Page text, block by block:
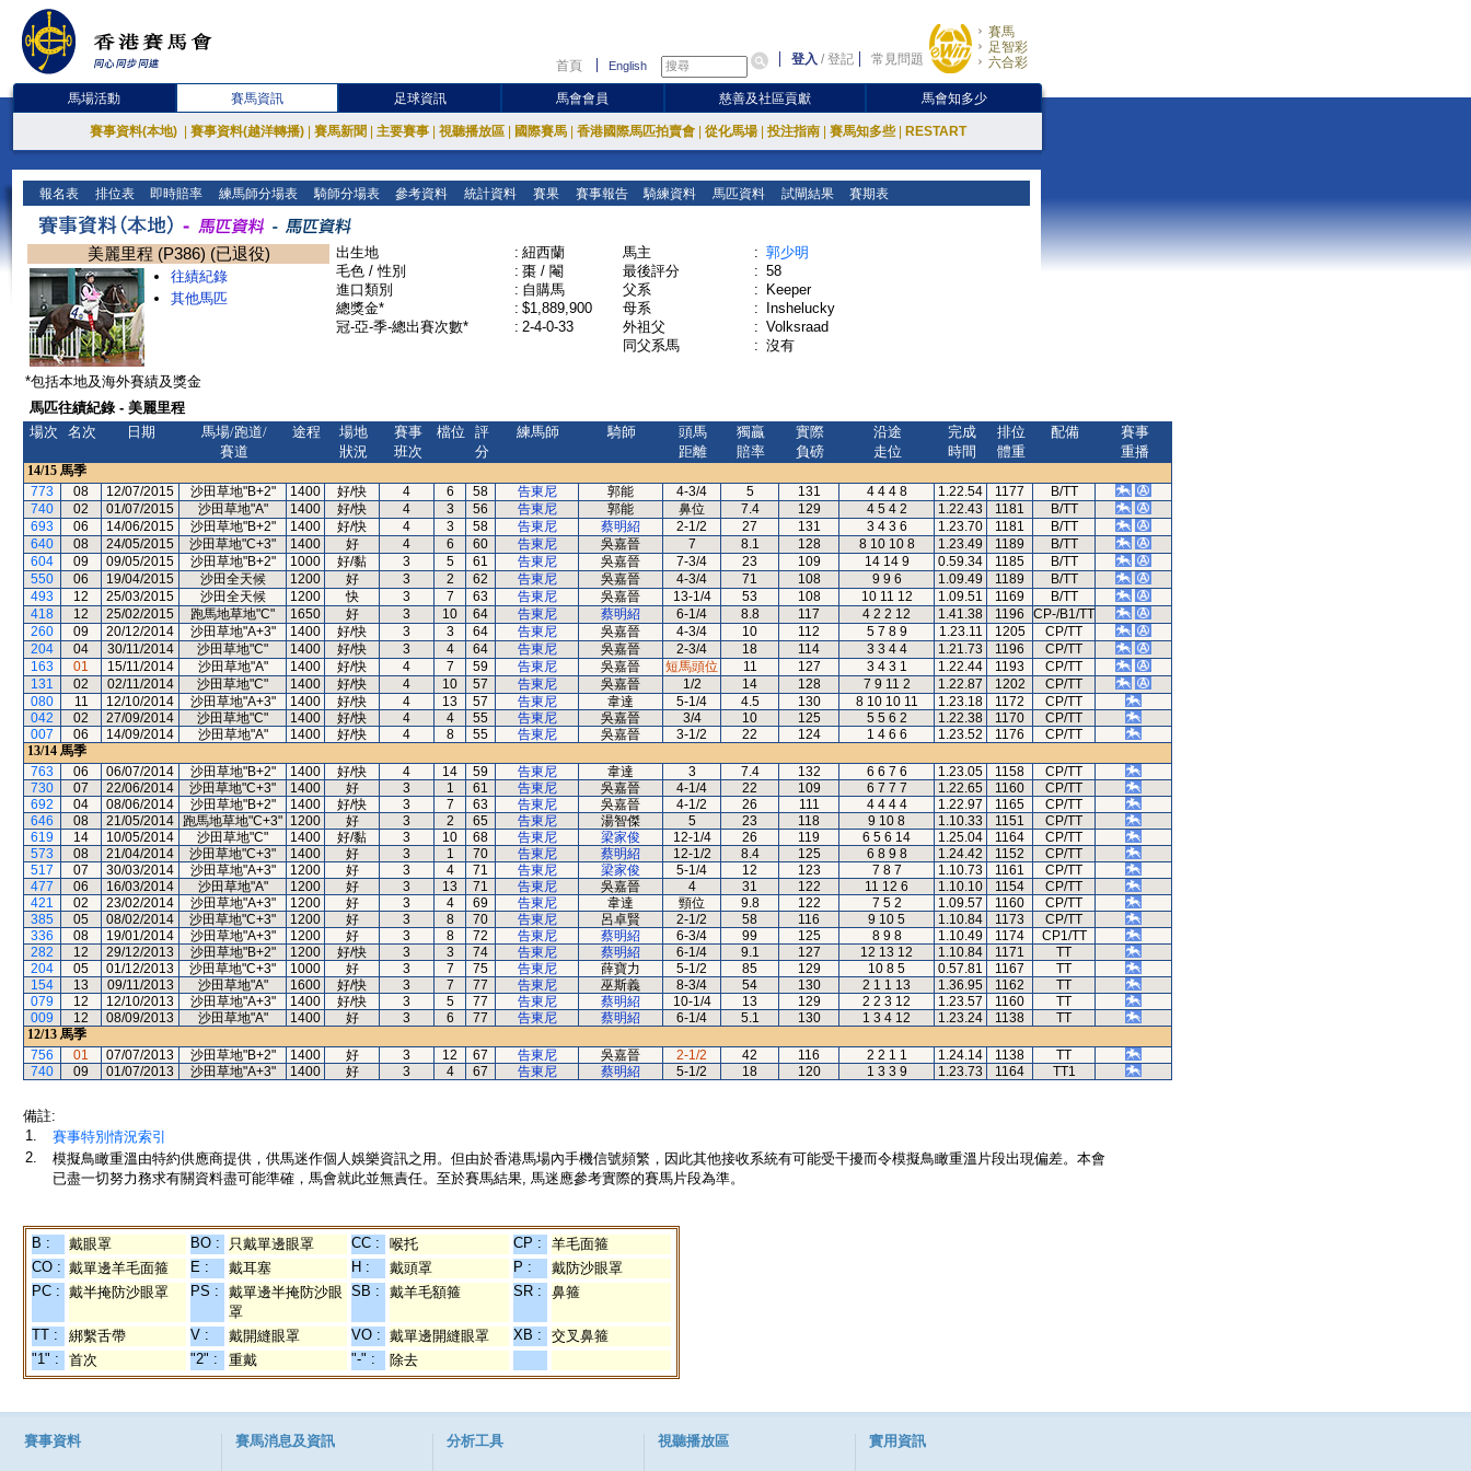
首頁 English 登入 /登記 常見問題
賽馬
足智彩
六合彩
馬場活動 賽馬資訊 足球資訊 馬會會員 慈善及社區貢獻 馬會知多少
賽事資料(本地) 賽事資料(越洋轉播) 賽馬新聞 主要賽事 視聽播放區 國際賽馬 香港國際馬匹拍賣會 從化馬場 投注指南 賽馬知多些 RESTART
報名表 排位表 即時賠率 練馬師分場表 騎師分場表 參考資料 統計資料 賽果 賽事報告 騎練資料 馬匹資料 試閘結果 賽期表
美麗里程 (P386) (已退役)
往績紀錄
其他馬匹
出生地 : 紐西蘭
毛色 / 性別
: 棗 / 閹
進口類別
: 自購馬
總獎金*
: $1,889,900
冠-亞-季-總出賽次數*
: 2-4-0-33
馬主 : 郭少明
最後評分
: 58
父系
:
Keeper
母系
:
Inshelucky
外祖父
: Volksraad
同父系馬
: 沒有
*包括本地及海外賽績及獎金
馬匹往績紀錄 - 美麗里程
場次
名次 日期
馬場/跑道/
賽道
途程
場地
狀況
賽事
班次
檔位
評
分
練馬師 騎師
頭馬
距離
獨贏
賠率
實際
負磅
沿途
走位
完成
時間
排位
體重
配備
賽事
重播
14/15 馬季
773
08 12/07/2015 沙田草地"B+2" 1400 好/快 4 6 58 告東尼 郭能 4-3/4 5 131 4 4 4 8 1.22.54 1177
B/TT
740
02 01/07/2015 沙田草地"A" 1400 好/快 4 3 56 告東尼 郭能 鼻位 7.4 129 4 5 4 2 1.22.43 1181
B/TT
693
06 14/06/2015 沙田草地"B+2" 1400 好/快 4 3 58 告東尼 蔡明紹 2-1/2 27 131 3 4 3 6 1.23.70 1181
B/TT
640
08 24/05/2015 沙田草地"C+3" 1400 好 4 6 60 告東尼 吳嘉晉 7 8.1 128 8 10 10 8 1.23.49 1189
B/TT
604
09 09/05/2015 沙田草地"B+2" 1000 好/黏 3 5 61 告東尼 吳嘉晉 7-3/4 23 109 14 14 9 0.59.34 1185
B/TT
550
06 19/04/2015 沙田全天候 1200 好 3 2 62 告東尼 吳嘉晉 4-3/4 71 108 9 9 6 1.09.49 1189
B/TT
493
12 25/03/2015 沙田全天候 1200 快 3 7 63 告東尼 吳嘉晉 13-1/4 53 108 10 11 12 1.09.51 1169
B/TT
418
12 25/02/2015 跑馬地草地"C" 1650 好 3 10 64 告東尼 蔡明紹 6-1/4 8.8 117 4 2 2 12 1.41.38 1196
CP-/B1/TT
260
09 20/12/2014 沙田草地"A+3" 1400 好/快 3 3 64 告東尼 吳嘉晉 4-3/4 10 112 5 7 8 9 1.23.11 1205
CP/TT
204
04 30/11/2014 沙田草地"C" 1400 好/快 3 4 64 告東尼 吳嘉晉 2-3/4 18 114 3 3 4 4 1.21.73 1196
CP/TT
163
01 15/11/2014 沙田草地"A" 1400 好/快 4 7 59 告東尼 吳嘉晉 短馬頭位 11 127 3 4 3 1 1.22.44 1193
CP/TT
131
02 02/11/2014 沙田草地"C" 1400 好/快 4 10 57 告東尼 吳嘉晉 1/2 14 128 7 9 11 2 1.22.87 1202
CP/TT
080
11 12/10/2014 沙田草地"A+3" 1400 好/快 4 13 57 告東尼 韋達 5-1/4 4.5 130 8 10 10 11 1.23.18 1172
CP/TT
042
02 27/09/2014 沙田草地"C" 1400 好/快 4 4 55 告東尼 吳嘉晉 3/4 10 125 5 5 6 2 1.22.38 1170
CP/TT
007
06 14/09/2014 沙田草地"A" 1400 好/快 4 8 55 告東尼 吳嘉晉 3-1/2 22 124 1 4 6 6 1.23.52 1176
CP/TT
13/14 馬季
763
06 06/07/2014 沙田草地"B+2" 1400 好/快 4 14 59 告東尼 韋達 3 7.4 132 6 6 7 6 1.23.05 1158
CP/TT
730
07 22/06/2014 沙田草地"C+3" 1400 好 3 1 61 告東尼 吳嘉晉 4-1/4 22 109 6 7 7 7 1.22.65 1160
CP/TT
692
04 08/06/2014 沙田草地"B+2" 1400 好/快 3 7 63 告東尼 吳嘉晉 4-1/2 26 111 4 4 4 4 1.22.97 1165
CP/TT
646
08 21/05/2014 跑馬地草地"C+3" 1200 好 3 2 65 告東尼 湯智傑 5 23 118 9 10 8 1.10.33 1151
CP/TT
619
14 10/05/2014 沙田草地"C" 1400 好/黏 3 10 68 告東尼 梁家俊 12-1/4 26 119 6 5 6 14 1.25.04 1164
CP/TT
573
08 21/04/2014 沙田草地"C+3" 1400 好 3 1 70 告東尼 蔡明紹 12-1/2 8.4 125 6 8 9 8 1.24.42 1152
CP/TT
517
07 30/03/2014 沙田草地"A+3" 1200 好 3 4 71 告東尼 梁家俊 5-1/4 12 123 7 8 7 1.10.73 1161
CP/TT
477
06 16/03/2014 沙田草地"A" 1200 好 3 13 71 告東尼 吳嘉晉 4 31 122 11 12 6 1.10.10 1154
CP/TT
421
02 23/02/2014 沙田草地"A+3" 1200 好 3 4 69 告東尼 韋達 頸位 9.8 122 7 5 2 1.09.57 1160
CP/TT
385
05 08/02/2014 沙田草地"C+3" 1200 好 3 8 70 告東尼 呂卓賢 2-1/2 58 116 9 10 5 1.10.84 1173
CP/TT
336
08 19/01/2014 沙田草地"A+3" 1200 好 3 8 72 告東尼 蔡明紹 6-3/4 99 125 8 9 8 1.10.49 1174
CP1/TT
282
12 29/12/2013 沙田草地"B+2" 1200 好/快 3 3 74 告東尼 蔡明紹 6-1/4 9.1 127 12 13 12 1.10.84 1171
TT
204
05 01/12/2013 沙田草地"C+3" 1000 好 3 7 75 告東尼 薛寶力 5-1/2 85 129 10 8 5 0.57.81 1167
TT
154
13 09/11/2013 沙田草地"A" 1600 好/快 3 7 77 告東尼 巫斯義 8-3/4 54 130 2 1 1 13 1.36.95 1162
TT
079
12 12/10/2013 沙田草地"A+3" 1400 好/快 3 5 77 告東尼 蔡明紹 10-1/4 13 129 2 2 3 12 1.23.57 1160
TT
009
12 08/09/2013 沙田草地"A" 1400 好 3 6 77 告東尼 蔡明紹 6-1/4 5.1 130 1 3 4 12 1.23.24 1138
TT
12/13 馬季
756
01 07/07/2013 沙田草地"B+2" 1400 好 3 12 67 告東尼 吳嘉晉 2-1/2 42 116 2 2 1 1 1.24.14 1138
TT
740
09 01/07/2013 沙田草地"A+3" 1400 好 3 4 67 告東尼 蔡明紹 5-1/2 18 120 1 3 3 9 1.23.73 1164 TT1
備註:
1.
賽事特別情況索引
2.
模擬鳥瞰重溫由特約供應商提供，供馬迷作個人娛樂資訊之用。但由於香港馬場內手機信號頻繁，因此其他接收系統有可能受干擾而令模擬鳥瞰重溫片段出現偏差。本會
已盡一切努力務求有關資料盡可能準確，馬會就此並無責任。至於賽馬結果, 馬迷應參考實際的賽馬片段為準。
B : 戴眼罩 BO : 只戴單邊眼罩 CC : 喉托 CP :
羊毛面箍
CO : 戴單邊羊毛面箍 E : 戴耳塞 H : 戴頭罩 P :
戴防沙眼罩
PC : 戴半掩防沙眼罩 PS :
戴單邊半掩防沙眼
罩
SB : 戴羊毛額箍 SR : 鼻箍
TT : 綁繫舌帶 V : 戴開縫眼罩 VO : 戴單邊開縫眼罩 XB :
交叉鼻箍
"1" :
首次 "2" : 重戴 "-" : 除去
賽事資料 賽馬消息及資訊 分析工具 視聽播放區 實用資訊